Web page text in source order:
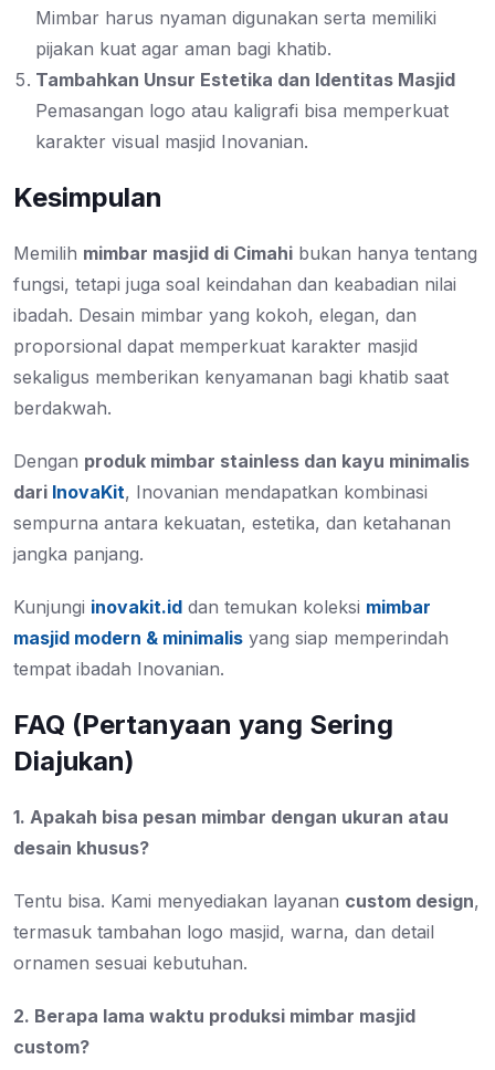
Mimbar harus nyaman digunakan serta memiliki
pijakan kuat agar aman bagi khatib.
Tambahkan Unsur Estetika dan Identitas Masjid
Pemasangan logo atau kaligrafi bisa memperkuat
karakter visual masjid Inovanian.
Kesimpulan
Memilih mimbar masjid di Cimahi bukan hanya tentang
fungsi, tetapi juga soal keindahan dan keabadian nilai
ibadah. Desain mimbar yang kokoh, elegan, dan
proporsional dapat memperkuat karakter masjid
sekaligus memberikan kenyamanan bagi khatib saat
berdakwah.
Dengan produk mimbar stainless dan kayu minimalis
dari InovaKit, Inovanian mendapatkan kombinasi
sempurna antara kekuatan, estetika, dan ketahanan
jangka panjang.
Kunjungi inovakit.id dan temukan koleksi mimbar
masjid modern & minimalis yang siap memperindah
tempat ibadah Inovanian.
FAQ (Pertanyaan yang Sering
Diajukan)
1. Apakah bisa pesan mimbar dengan ukuran atau
desain khusus?
Tentu bisa. Kami menyediakan layanan custom design,
termasuk tambahan logo masjid, warna, dan detail
ornamen sesuai kebutuhan.
2. Berapa lama waktu produksi mimbar masjid
custom?